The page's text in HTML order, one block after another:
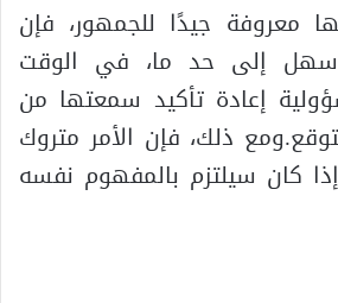
معروفة جيدًا للجمهور، فإن
إلى حد ما، في الوقت
إعادة تأكيد سمعتها من
ذلك، فإن الأمر متروك
كان سيلتزم بالمفهوم نفسه